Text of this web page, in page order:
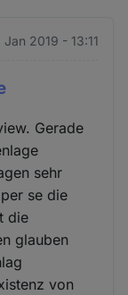
Jan 2019 - 13:11
Gerade
sehr
se die
die
glauben
von